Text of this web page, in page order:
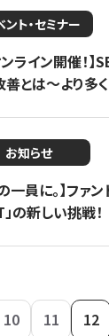
ント・セミナー
ンライン開催！
とは～より多
お知らせ
一員に。】ファ
の新しい挑戦！
10 11 12